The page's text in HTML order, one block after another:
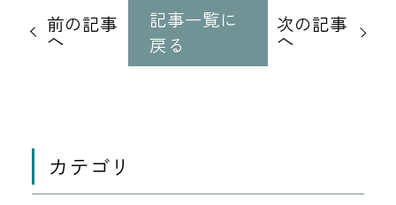
記
事
前の記事
へ
記事一覧に
戻る
次の記事
へ
カテゴリ